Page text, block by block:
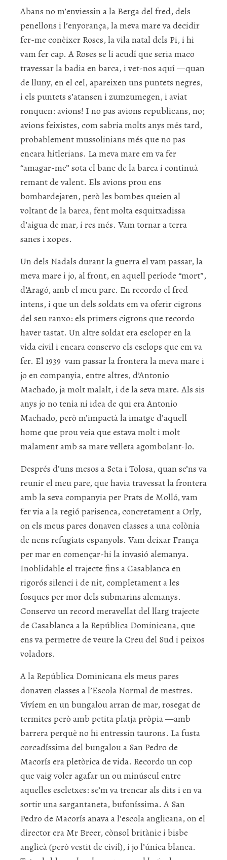
Abans no m’enviessin a la Berga del fred, dels
penellons i l’enyorança, la meva mare va decidir
fer-me conèixer Roses, la vila natal dels Pi, i hi
vam fer cap. A Roses se li acudí que seria maco
travessar la badia en barca, i vet-nos aquí —quan
de lluny, en el cel, apareixen uns puntets negres,
i els puntets s’atansen i zumzumegen, i aviat
ronquen: avions! I no pas avions republicans, no;
avions feixistes, com sabria molts anys més tard,
probablement mussolinians més que no pas
encara hitlerians. La meva mare em va fer
“amagar-me” sota el banc de la barca i continuà
remant de valent. Els avions prou ens
bombardejaren, però les bombes queien al
voltant de la barca, fent molta esquitxadissa
d’aigua de mar, i res més. Vam tornar a terra
sanes i xopes.
Un dels Nadals durant la guerra el vam passar, la
meva mare i jo, al front, en aquell període “mort”,
d’Aragó, amb el meu pare. En recordo el fred
intens, i que un dels soldats em va oferir cigrons
del seu ranxo: els primers cigrons que recordo
haver tastat. Un altre soldat era escloper en la
vida civil i encara conservo els esclops que em va
fer. El 1939 vam passar la frontera la meva mare i
jo en companyia, entre altres, d’Antonio
Machado, ja molt malalt, i de la seva mare. Als sis
anys jo no tenia ni idea de qui era Antonio
Machado, però m’impactà la imatge d’aquell
home que prou veia que estava molt i molt
malament amb sa mare velleta agombolant-lo.
Després d’uns mesos a Seta i Tolosa, quan se’ns va
reunir el meu pare, que havia travessat la frontera
amb la seva companyia per Prats de Molló, vam
fer via a la regió parisenca, concretament a Orly,
on els meus pares donaven classes a una colònia
de nens refugiats espanyols. Vam deixar França
per mar en començar-hi la invasió alemanya.
Inoblidable el trajecte fins a Casablanca en
rigorós silenci i de nit, completament a les
fosques per mor dels submarins alemanys.
Conservo un record meravellat del llarg trajecte
de Casablanca a la República Dominicana, que
ens va permetre de veure la Creu del Sud i peixos
voladors.
A la República Dominicana els meus pares
donaven classes a l’Escola Normal de mestres.
Vivíem en un bungalou arran de mar, rosegat de
termites però amb petita platja pròpia —amb
barrera perquè no hi entressin taurons. La fusta
corcadíssima del bungalou a San Pedro de
Macorís era pletòrica de vida. Recordo un cop
que vaig voler agafar un ou minúscul entre
aquelles escletxes: se’m va trencar als dits i en va
sortir una sargantaneta, bufoníssima. A San
Pedro de Macorís anava a l’escola anglicana, on el
director era Mr Breer, cònsol britànic i bisbe
anglicà (però vestit de civil), i jo l’única blanca.